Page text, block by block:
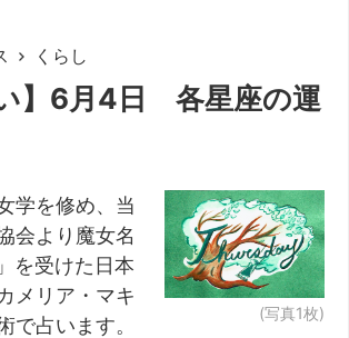
くらし
い】6月4日 各星座の運
(写真1枚)
学を修め、当
会より魔女名
を受けた日本
メリア・マキ
で占います。